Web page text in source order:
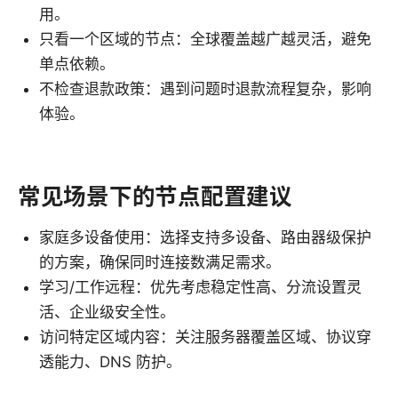
用。
只看一个区域的节点：全球覆盖越广越灵活，避免
单点依赖。
不检查退款政策：遇到问题时退款流程复杂，影响
体验。
常见场景下的节点配置建议
家庭多设备使用：选择支持多设备、路由器级保护
的方案，确保同时连接数满足需求。
学习/工作远程：优先考虑稳定性高、分流设置灵
活、企业级安全性。
访问特定区域内容：关注服务器覆盖区域、协议穿
透能力、DNS 防护。